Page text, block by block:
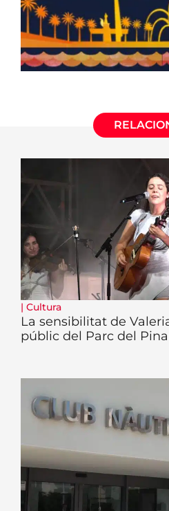
| Cultura
La sensibilitat de
públic del Parc del